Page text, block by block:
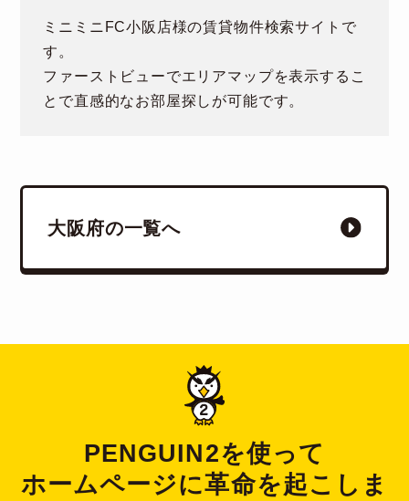
ミニミニFC小阪店様の賃貸物件検索サイトで
す。
ファーストビューでエリアマップを表示するこ
とで直感的なお部屋探しが可能です。
大阪府の一覧へ
PENGUIN2を使って
ホームページに革命を起こしま